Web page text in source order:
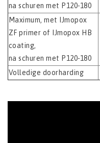
na schuren met P120-180
Maximum, met IJmopox
ZF primer of IJmopox HB
coating,
na schuren met P120-180
Volledige doorharding